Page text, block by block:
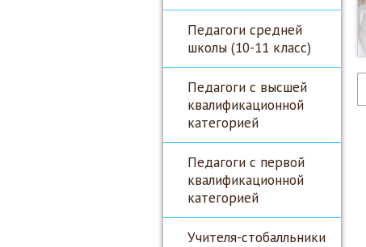
Педагоги средней
школы (10-11 класс)
Педагоги с высшей
квалификационной
категорией
Педагоги с первой
квалификационной
категорией
Учителя-стобалльники